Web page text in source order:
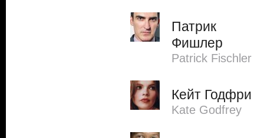
Патрик
Фишлер
Patrick Fischler
Кейт Годфри
Kate Godfrey